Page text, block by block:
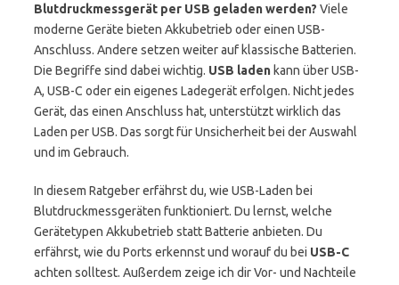
Blutdruckmessgerät per USB geladen werden? Viele
moderne Geräte bieten Akkubetrieb oder einen USB-
Anschluss. Andere setzen weiter auf klassische Batterien.
Die Begriffe sind dabei wichtig. USB laden kann über USB-
A, USB-C oder ein eigenes Ladegerät erfolgen. Nicht jedes
Gerät, das einen Anschluss hat, unterstützt wirklich das
Laden per USB. Das sorgt für Unsicherheit bei der Auswahl
und im Gebrauch.
In diesem Ratgeber erfährst du, wie USB-Laden bei
Blutdruckmessgeräten funktioniert. Du lernst, welche
Gerätetypen Akkubetrieb statt Batterie anbieten. Du
erfährst, wie du Ports erkennst und worauf du bei USB-C
achten solltest. Außerdem zeige ich dir Vor- und Nachteile